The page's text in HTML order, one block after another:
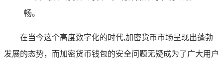
畅。
在当今这个高度数字化的时代,加密货币市场呈现出蓬勃
发展的态势，而加密货币钱包的安全问题无疑成为了广大用户